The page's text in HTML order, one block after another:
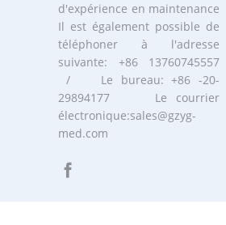
d'expérience en maintenance
Il est également possible de
téléphoner à l'adresse
suivante: +86 13760745557
/ Le bureau: +86 -20-
29894177 Le courrier
électronique:sales@gzyg-
med.com